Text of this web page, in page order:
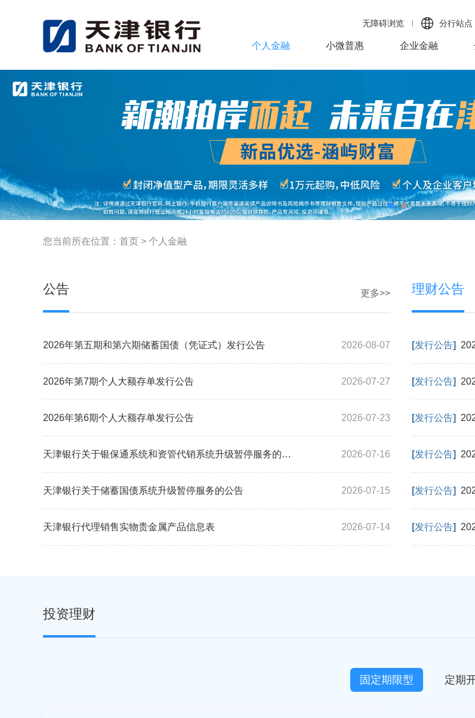
无障碍浏览 分行站点
个人金融 小微普惠 企业金融
您当前所在位置： 首页 > 个人金融
公告 更多>>
2026年第五期和第六期储蓄国债（凭证式）发行公告 2026-08-07
2026年第7期个人大额存单发行公告 2026-07-27
2026年第6期个人大额存单发行公告 2026-07-23
天津银行关于银保通系统和资管代销系统升级暂停服务的公告 2026-07-16
天津银行关于储蓄国债系统升级暂停服务的公告 2026-07-15
天津银行代理销售实物贵金属产品信息表 2026-07-14
理财公告
[发行公告]
[发行公告]
[发行公告]
[发行公告]
[发行公告]
[发行公告]
投资理财
固定期限型 定期